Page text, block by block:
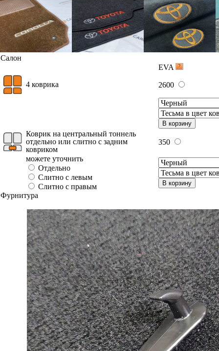
Салон
EVA
4 коврика 2600
В корзину
Коврик на центральный тоннель
отдельно или слитно с задним
ковриком
350
можете уточнить
Отдельно
Слитно с левым
Слитно с правым
В корзину
Фурнитура